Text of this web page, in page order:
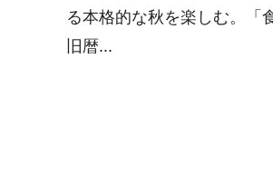
る本格的な秋を楽しむ。「
旧暦...